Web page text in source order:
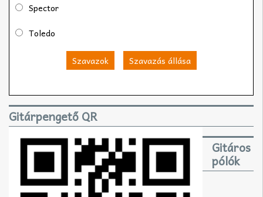
Spector
Toledo
Szavazok Szavazás állása
Gitárpengető QR
Gitáros
pólók